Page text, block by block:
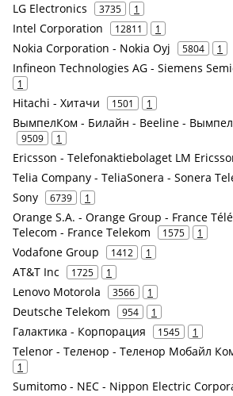
LG Electronics 3735 1
Intel Corporation 12811 1
Nokia Corporation - Nokia Oyj 5804 1
Infineon Technologies AG - Siemens
1
Hitachi - Хитачи 1501 1
ВымпелКом - Билайн - Beeline -
9509 1
Ericsson - Telefonaktiebolaget LM
Telia Company - TeliaSonera - Sonera
Sony 6739 1
Orange S.A. - Orange Group - France
Telecom - France Telekom
1575 1
Vodafone Group 1412 1
AT&T Inc 1725 1
Lenovo Motorola 3566 1
Deutsche Telekom 954 1
Галактика - Корпорация 1545 1
Telenor - Теленор - Теленор Мобайл
1
Sumitomo - NEC - Nippon Electric